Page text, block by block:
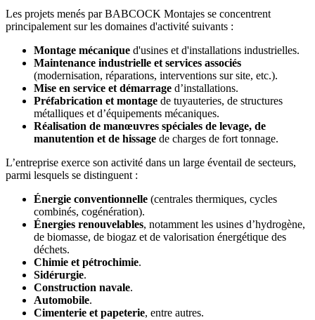
Les projets menés par BABCOCK Montajes se concentrent
principalement sur les domaines d'activité suivants :
Montage mécanique d'usines et d'installations industrielles.
Maintenance industrielle et services associés
(modernisation, réparations, interventions sur site, etc.).
Mise en service et démarrage d’installations.
Préfabrication et montage de tuyauteries, de structures
métalliques et d’équipements mécaniques.
Réalisation de manœuvres spéciales de levage, de
manutention et de hissage de charges de fort tonnage.
L’entreprise exerce son activité dans un large éventail de secteurs,
parmi lesquels se distinguent :
Énergie conventionnelle (centrales thermiques, cycles
combinés, cogénération).
Énergies renouvelables, notamment les usines d’hydrogène,
de biomasse, de biogaz et de valorisation énergétique des
déchets.
Chimie et pétrochimie.
Sidérurgie.
Construction navale.
Automobile.
Cimenterie et papeterie, entre autres.